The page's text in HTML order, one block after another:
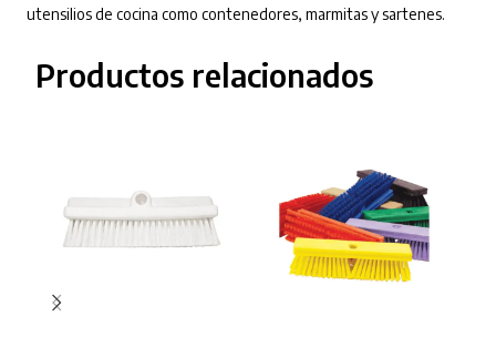
utensilios de cocina como contenedores, marmitas y sartenes.
Productos relacionados